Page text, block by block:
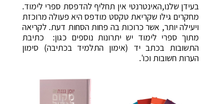
בעידן שלנו,האינטרנטי אין תחליף להדפסת ספרי לימוד.
מחקרים גילו שקריאת טקסט מודפס היא פעולה מרוכזת
ויעילה יותר, אשר כרוכות בה פחות הסחות דעת. לקריאה
מתוך ספרי לימוד יש יתרונות נוספים כגון: כתיבת
התשובות בכתב יד (אימון התלמיד בכתיבה) סימון
הערות חשובות וכו'.